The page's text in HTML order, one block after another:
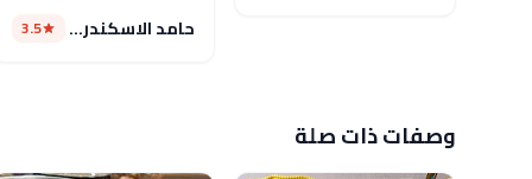
حامد الاسكندراني 3.5
وصفات ذات صلة